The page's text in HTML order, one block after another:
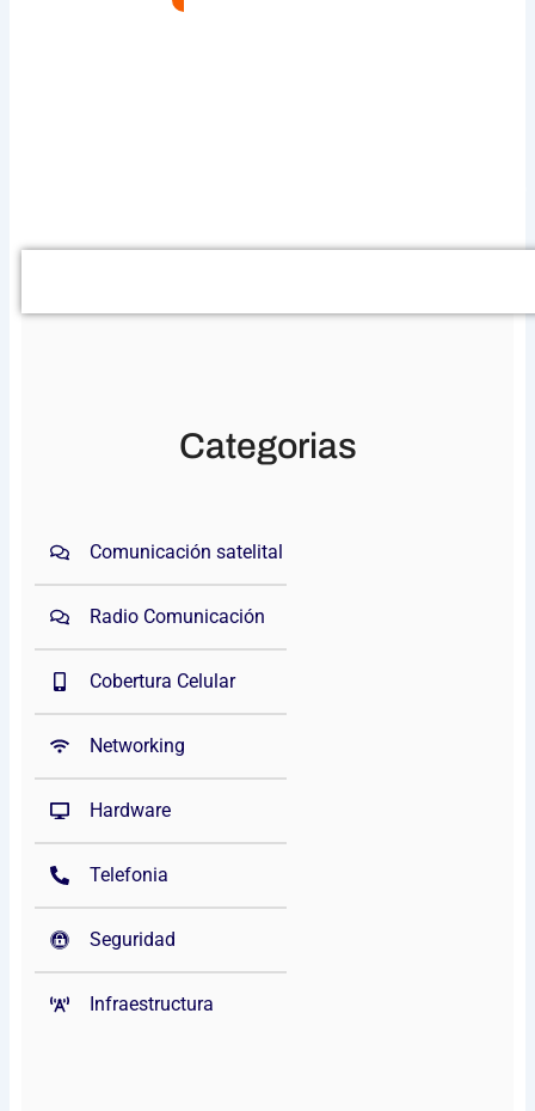
Categorias
Comunicación satelital
Radio Comunicación
Cobertura Celular
Networking
Hardware
Telefonia
Seguridad
Infraestructura